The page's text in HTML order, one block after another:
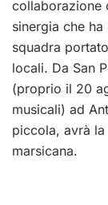
collaborazione
sinergia che
squadra
locali. Da San
(proprio il 20
musicali) ad
piccola, avrà la
marsicana.